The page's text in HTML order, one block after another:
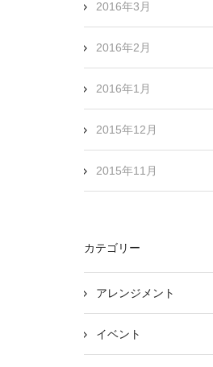
2016年3月
2016年2月
2016年1月
2015年12月
2015年11月
カテゴリー
アレンジメント
イベント